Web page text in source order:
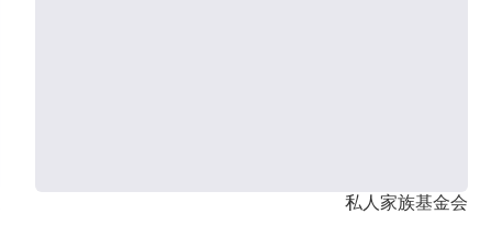
私人家族基金会